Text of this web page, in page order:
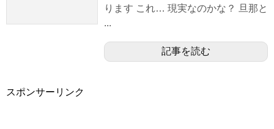
ります これ… 現実なのかな？ 旦那と
...
記事を読む
スポンサーリンク